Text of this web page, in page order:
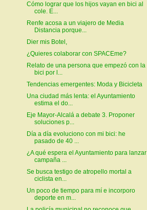
Cómo lograr que los hijos vayan en bici al
cole. E...
Renfe acosa a un viajero de Media
Distancia porque...
Dier mis Botel,
¿Quieres colaborar con SPACEme?
Relato de una persona que empezó con la
bici por l...
Tendencias emergentes: Moda y Bicicleta
Una ciudad más lenta: el Ayuntamiento
estima el do...
Eje Mayor-Alcalá a debate 3. Proponer
soluciones p...
Día a día evoluciono con mi bici: he
pasado de 40 ...
¿A qué espera el Ayuntamiento para lanzar
campaña ...
Se busca testigo de atropello mortal a
ciclista en...
Un poco de tiempo para mí e incorporo
deporte en m...